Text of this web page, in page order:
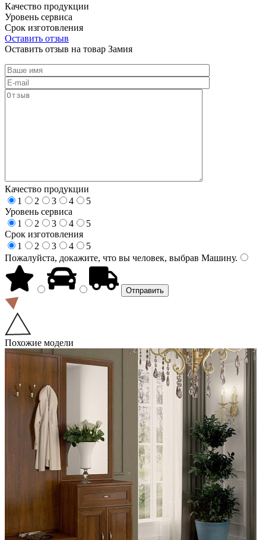
Качество продукции
Уровень сервиса
Срок изготовления
Оставить отзыв
Оставить отзыв на товар Замия
Качество продукции
1
2 3 4
5
Уровень сервиса
1
2 3 4
5
Срок изготовления
1
2 3 4
5
Пожалуйста, докажите, что вы человек, выбрав Машину.
Похожие модели